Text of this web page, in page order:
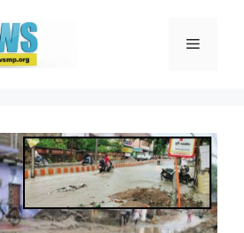
Menu